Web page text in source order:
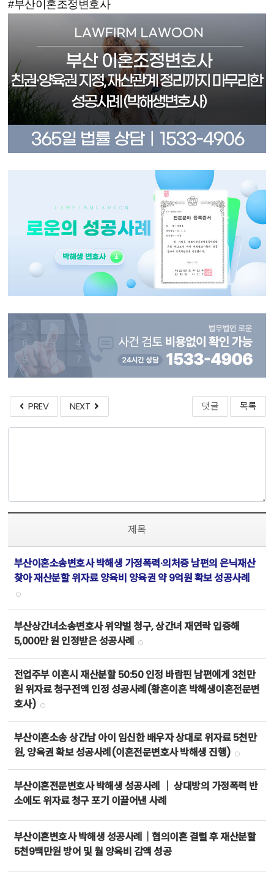
#부산이혼조정변호사
PREV NEXT 댓글 목록
제목
부산이혼소송변호사 박해생 가정폭력·의처증 남편의 은닉재산
찾아 재산분할 위자료 양육비 양육권 약 9억원 확보 성공사례
부산상간녀소송변호사 위약벌 청구, 상간녀 재연락 입증해
5,000만 원 인정받은 성공사례
전업주부 이혼시 재산분할 50:50 인정 바람핀 남편에게 3천만
원 위자료 청구전액 인정 성공사례(황혼이혼 박해생이혼전문변
호사)
부산이혼소송 상간남 아이 임신한 배우자 상대로 위자료 5천만
원, 양육권 확보 성공사례(이혼전문변호사 박해생 진행)
부산이혼전문변호사 박해생 성공사례 ｜ 상대방의 가정폭력 반
소에도 위자료 청구 포기 이끌어낸 사례
부산이혼변호사 박해생 성공사례｜협의이혼 결렬 후 재산분할
5천9백만원 방어 및 월 양육비 감액 성공